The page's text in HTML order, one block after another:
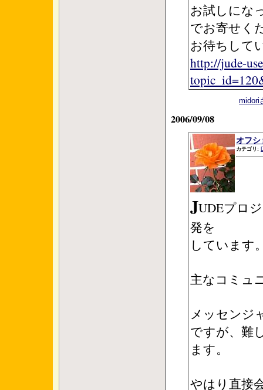
お試しにな
でお寄せく
お待ちして
http://jude-
midori
2006/09/08
オフ
カテゴリ:
JUDEプロ
発を
しています
主なコミュ
メッセンジ
ですが、難
ます。
やはり直接